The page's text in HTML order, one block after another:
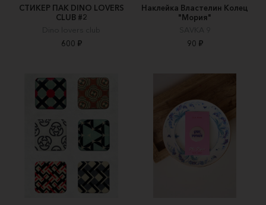
СТИКЕР ПАК DINO LOVERS
CLUB #2
Dino lovers club
600 ₽
Наклейка Властелин Колец
"Мория"
SAVKA 9
90 ₽